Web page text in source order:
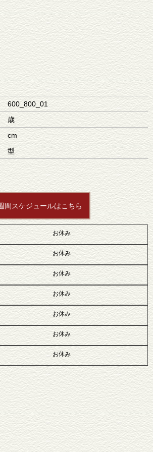
600_800_01
歳
cm
型
間スケジュールはこちら
お休み
お休み
お休み
お休み
お休み
お休み
お休み